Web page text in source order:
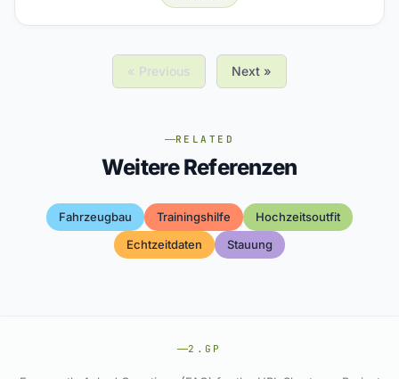
« Previous Next »
RELATED
Weitere Referenzen
Fahrzeugbau Trainingshilfe
Hochzeitsoutfit
Echtzeitdaten
Stauung
2.GP